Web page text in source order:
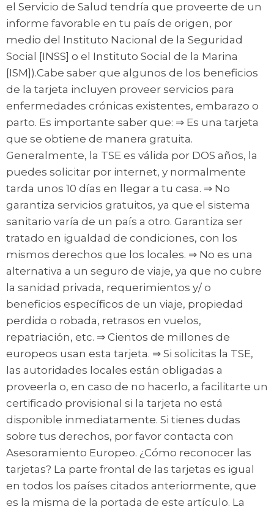
el Servicio de Salud tendría que proveerte de un
informe favorable en tu país de origen, por
medio del Instituto Nacional de la Seguridad
Social [INSS] o el Instituto Social de la Marina
[ISM]).Cabe saber que algunos de los beneficios
de la tarjeta incluyen proveer servicios para
enfermedades crónicas existentes, embarazo o
parto. Es importante saber que: ⇒ Es una tarjeta
que se obtiene de manera gratuita.
Generalmente, la TSE es válida por DOS años, la
puedes solicitar por internet, y normalmente
tarda unos 10 días en llegar a tu casa. ⇒ No
garantiza servicios gratuitos, ya que el sistema
sanitario varía de un país a otro. Garantiza ser
tratado en igualdad de condiciones, con los
mismos derechos que los locales. ⇒ No es una
alternativa a un seguro de viaje, ya que no cubre
la sanidad privada, requerimientos y/ o
beneficios específicos de un viaje, propiedad
perdida o robada, retrasos en vuelos,
repatriación, etc. ⇒ Cientos de millones de
europeos usan esta tarjeta. ⇒ Si solicitas la TSE,
las autoridades locales están obligadas a
proveerla o, en caso de no hacerlo, a facilitarte un
certificado provisional si la tarjeta no está
disponible inmediatamente. Si tienes dudas
sobre tus derechos, por favor contacta con
Asesoramiento Europeo. ¿Cómo reconocer las
tarjetas? La parte frontal de las tarjetas es igual
en todos los países citados anteriormente, que
es la misma de la portada de este artículo. La